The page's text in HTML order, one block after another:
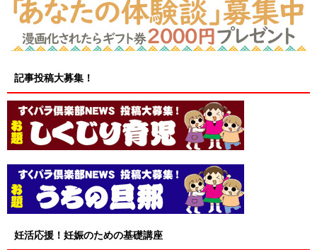
記事投稿大募集！
妊活応援！妊娠のための基礎講座